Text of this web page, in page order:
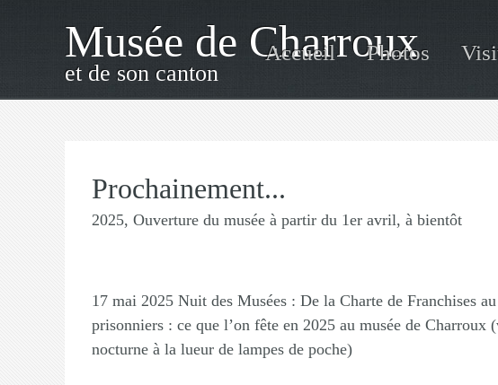
Musée de Charroux
et de son canton
Accueil Photos
Prochainement...
2025, Ouverture du musée à partir du 1er avril, à bientôt
17 mai 2025 Nuit des Musées : De la Charte de Franchises
prisonniers : ce que l’on fête en 2025 au musée de Charroux
nocturne à la lueur de lampes de poche)